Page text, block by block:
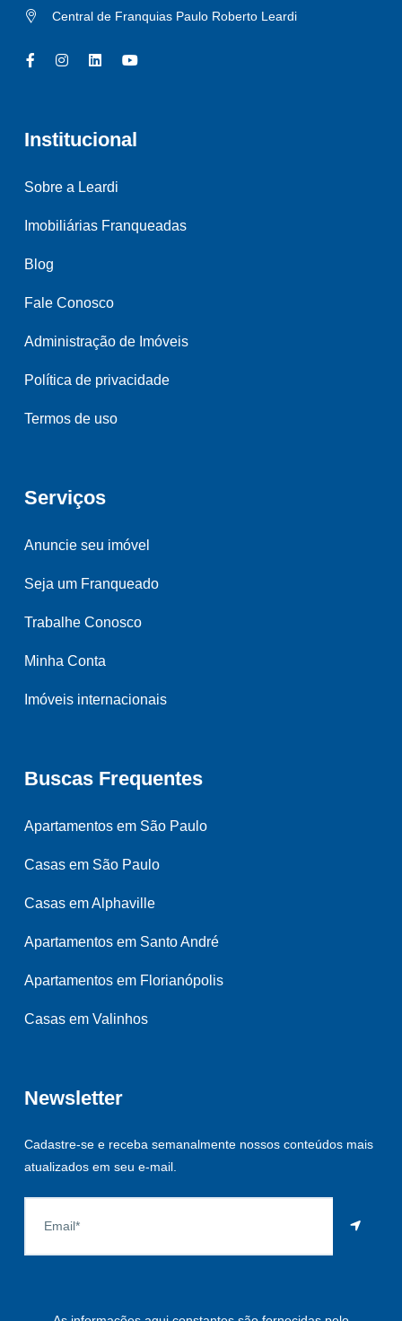
Central de Franquias Paulo Roberto Leardi
Institucional
Sobre a Leardi
Imobiliárias Franqueadas
Blog
Fale Conosco
Administração de Imóveis
Política de privacidade
Termos de uso
Serviços
Anuncie seu imóvel
Seja um Franqueado
Trabalhe Conosco
Minha Conta
Imóveis internacionais
Buscas Frequentes
Apartamentos em São Paulo
Casas em São Paulo
Casas em Alphaville
Apartamentos em Santo André
Apartamentos em Florianópolis
Casas em Valinhos
Newsletter
Cadastre-se e receba semanalmente nossos conteúdos mais
atualizados em seu e-mail.